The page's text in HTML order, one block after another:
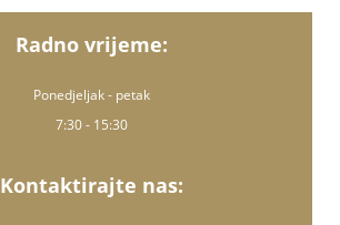
Radno vrijeme:
Ponedjeljak - petak
7:30 - 15:30
Kontaktirajte nas: